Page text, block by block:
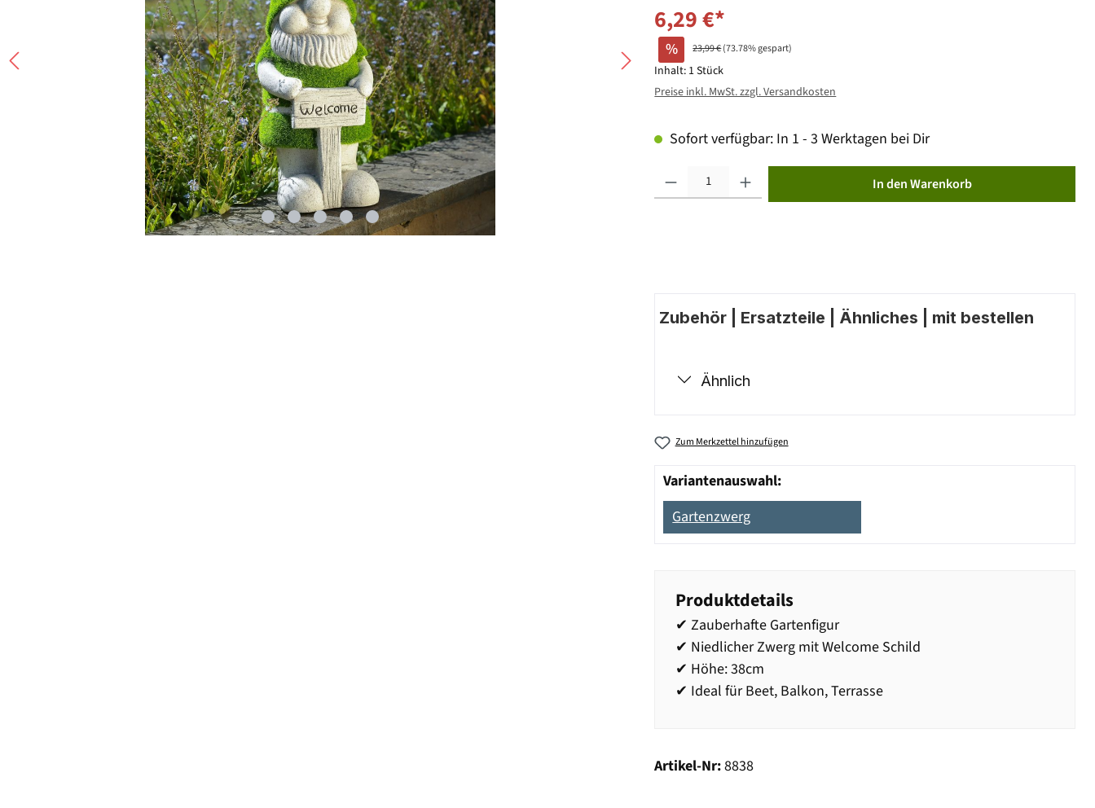
6,29 €*
% 23,99 €(73.78% gespart)
Inhalt: 1 Stück
Preise inkl. MwSt. zzgl. Versandkosten
Sofort verfügbar: In 1 - 3 Werktagen bei Dir
In den Warenkorb
Zubehör | Ersatzteile | Ähnliches | mit bestellen
Ähnlich
Zum Merkzettel hinzufügen
Variantenauswahl:
Gartenzwerg
Produktdetails
✔ Zauberhafte Gartenfigur
✔ Niedlicher Zwerg mit Welcome Schild
✔ Höhe: 38cm
✔ Ideal für Beet, Balkon, Terrasse
Artikel-Nr:8838